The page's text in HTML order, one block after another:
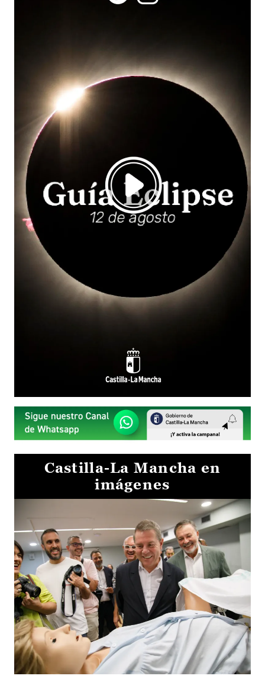
Castilla-La Mancha en
imágenes